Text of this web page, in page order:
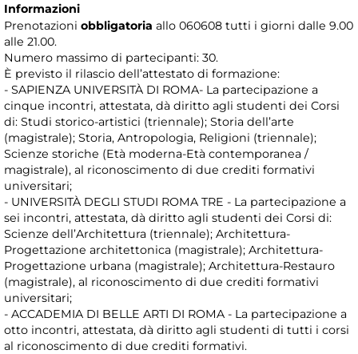
Informazioni
Prenotazioni obbligatoria allo 060608 tutti i giorni dalle 9.00
alle 21.00.
Numero massimo di partecipanti: 30.
È previsto il rilascio dell’attestato di formazione:
- SAPIENZA UNIVERSITÀ DI ROMA- La partecipazione a
cinque incontri, attestata, dà diritto agli studenti dei Corsi
di: Studi storico-artistici (triennale); Storia dell’arte
(magistrale); Storia, Antropologia, Religioni (triennale);
Scienze storiche (Età moderna-Età contemporanea /
magistrale), al riconoscimento di due crediti formativi
universitari;
- UNIVERSITÀ DEGLI STUDI ROMA TRE - La partecipazione a
sei incontri, attestata, dà diritto agli studenti dei Corsi di:
Scienze dell’Architettura (triennale); Architettura-
Progettazione architettonica (magistrale); Architettura-
Progettazione urbana (magistrale); Architettura-Restauro
(magistrale), al riconoscimento di due crediti formativi
universitari;
- ACCADEMIA DI BELLE ARTI DI ROMA - La partecipazione a
otto incontri, attestata, dà diritto agli studenti di tutti i corsi
al riconoscimento di due crediti formativi.